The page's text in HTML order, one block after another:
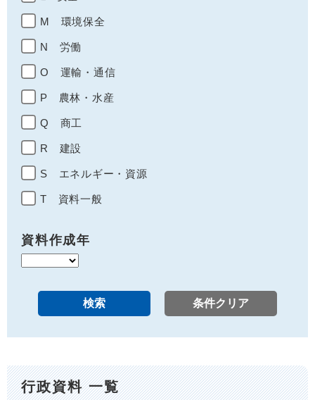
M 環境保全
N 労働
O 運輸・通信
P 農林・水産
Q 商工
R 建設
S エネルギー・資源
T 資料一般
資料作成年
行政資料 一覧